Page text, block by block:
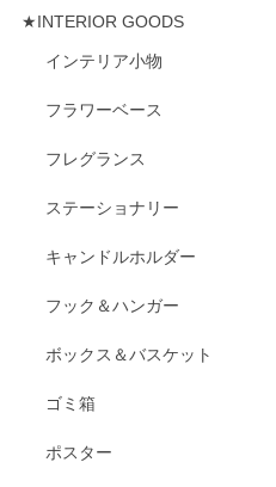
★INTERIOR GOODS
インテリア小物
フラワーベース
フレグランス
ステーショナリー
キャンドルホルダー
フック＆ハンガー
ボックス＆バスケット
ゴミ箱
ポスター